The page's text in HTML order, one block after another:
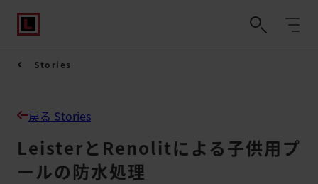
Stories
戻る Stories
LeisterとRenolitによる子供用プ
ールの防水処理